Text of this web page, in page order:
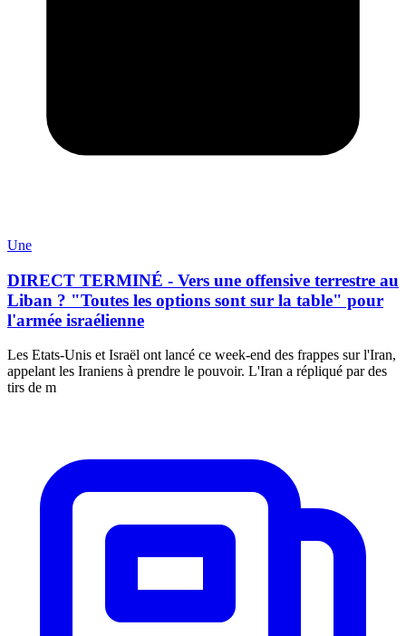
Une
DIRECT TERMINÉ - Vers une offensive terrestre au
Liban ? "Toutes les options sont sur la table" pour
l'armée israélienne
Les Etats-Unis et Israël ont lancé ce week-end des frappes sur l'Iran,
appelant les Iraniens à prendre le pouvoir. L'Iran a répliqué par des
tirs de m